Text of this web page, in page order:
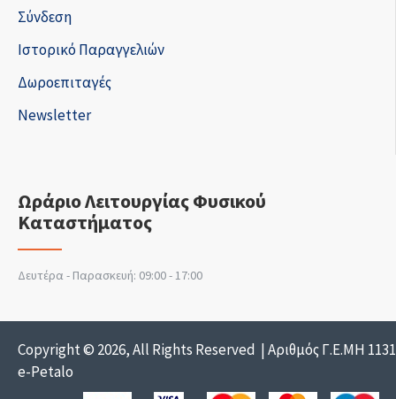
Σύνδεση
Ιστορικό Παραγγελιών
Δωροεπιταγές
Newsletter
Ωράριο Λειτουργίας Φυσικού
Καταστήματος
Δευτέρα - Παρασκευή: 09:00 - 17:00
Copyright © 2026, All Rights Reserved | Αριθμός Γ.Ε.ΜΗ
e-Petalo